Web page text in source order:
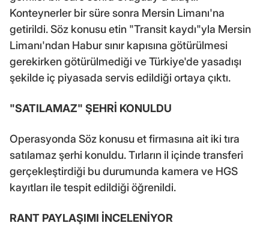
Konteynerler bir süre sonra Mersin Limanı'na
getirildi. Söz konusu etin "Transit kaydı"yla Mersin
Limanı'ndan Habur sınır kapısına götürülmesi
gerekirken götürülmediği ve Türkiye'de yasadışı
şekilde iç piyasada servis edildiği ortaya çıktı.
"SATILAMAZ" ŞEHRİ KONULDU
Operasyonda Söz konusu et firmasına ait iki tıra
satılamaz şerhi konuldu. Tırların il içinde transferi
gerçekleştirdiği bu durumunda kamera ve HGS
kayıtları ile tespit edildiği öğrenildi.
RANT PAYLAŞIMI İNCELENİYOR